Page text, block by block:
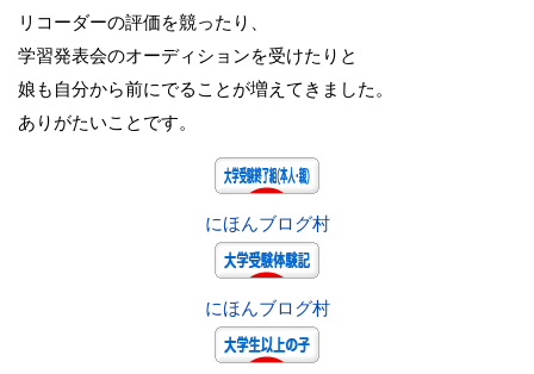
リコーダーの評価を競ったり、
学習発表会のオーディションを受けたりと
娘も自分から前にでることが増えてきました。
ありがたいことです。
にほんブログ村
にほんブログ村